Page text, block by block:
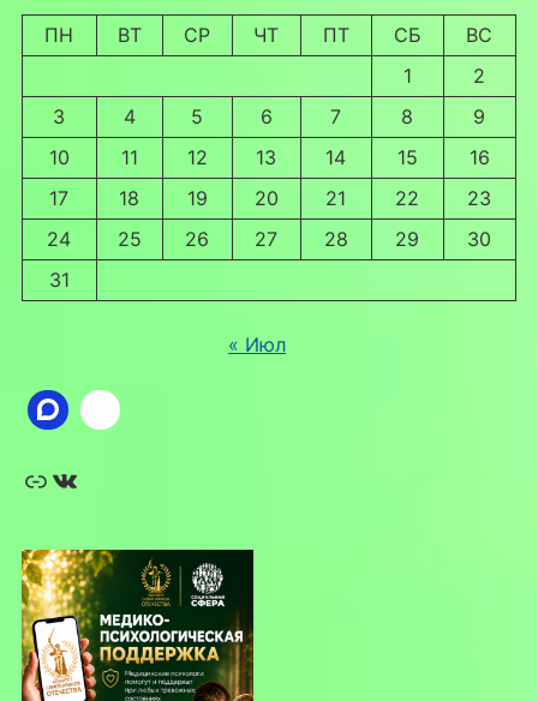
ПН ВТ СР ЧТ ПТ СБ
ВС
1
2
3
4 5 6 7 8
9
10
11 12 13 14 15
16
17
18 19 20 21 22
23
24
25 26 27 28 29
30
31
« Июл
Ссылка